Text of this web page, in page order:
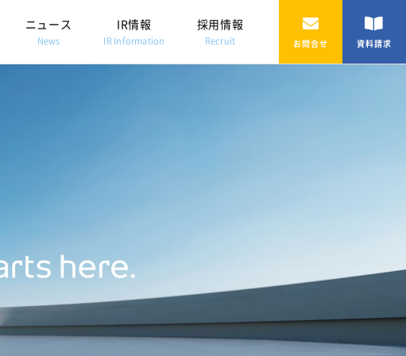
ニュース
News
IR情報
IR Information
採用情報
Recruit お問合せ 資料請求